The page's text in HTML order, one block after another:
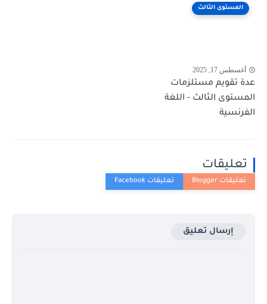
المستوى الثالث
أغسطس 17, 2025
عدة تقويم مستلزمات
المستوى الثالث - اللغة
الفرنسية
تعليقات
إرسال تعليق